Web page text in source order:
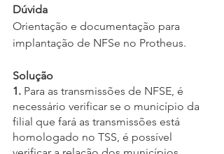
Dúvida
Orientação e documentação para
implantação de NFSe no Protheus.
Solução
1. Para as transmissões de NFSE, é
necessário verificar se o município da
filial que fará as transmissões está
homologado no TSS, é possível